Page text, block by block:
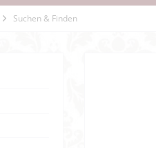
Suchen & Finden